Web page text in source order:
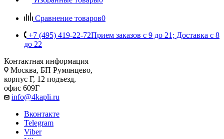
Сравнение товаров0
+7 (495) 419-22-72Прием заказов с 9 до 21; Доставка с 8
до 22
Контактная информация
Москва, БП Румянцево,
корпус Г, 12 подъезд,
офис 609Г
info@4kapli.ru
Вконтакте
Telegram
Viber